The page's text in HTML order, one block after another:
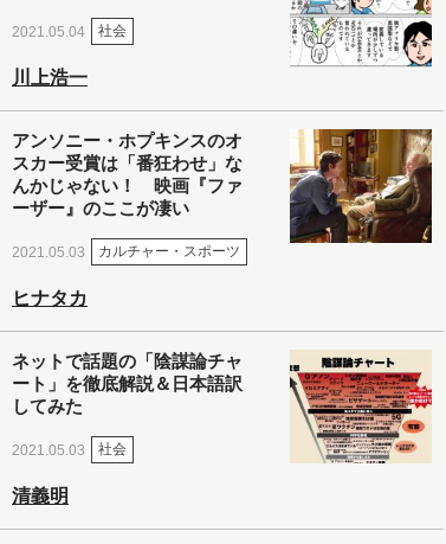
2021.05.04 社会
川上浩一
アンソニー・ホプキンスのオ
スカー受賞は「番狂わせ」な
んかじゃない！ 映画『ファ
ーザー』のここが凄い
2021.05.03 カルチャー・スポーツ
ヒナタカ
ネットで話題の「陰謀論チャ
ート」を徹底解説＆日本語訳
してみた
2021.05.03 社会
清義明